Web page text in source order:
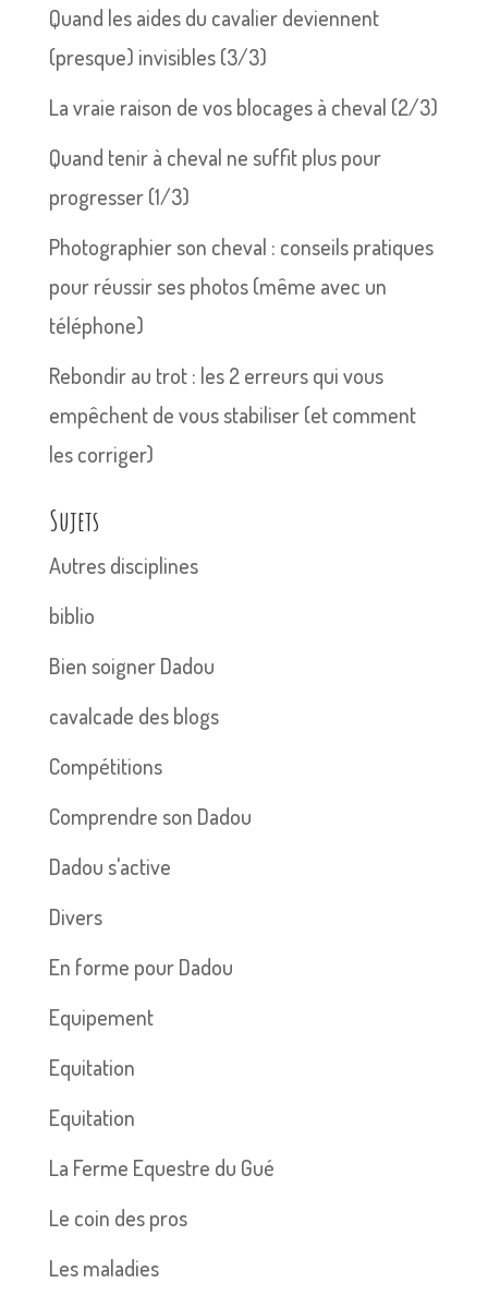
Quand les aides du cavalier deviennent
(presque) invisibles (3/3)
La vraie raison de vos blocages à cheval (2/3)
Quand tenir à cheval ne suffit plus pour
progresser (1/3)
Photographier son cheval : conseils pratiques
pour réussir ses photos (même avec un
téléphone)
Rebondir au trot : les 2 erreurs qui vous
empêchent de vous stabiliser (et comment
les corriger)
Sujets
Autres disciplines
biblio
Bien soigner Dadou
cavalcade des blogs
Compétitions
Comprendre son Dadou
Dadou s'active
Divers
En forme pour Dadou
Equipement
Equitation
Equitation
La Ferme Equestre du Gué
Le coin des pros
Les maladies